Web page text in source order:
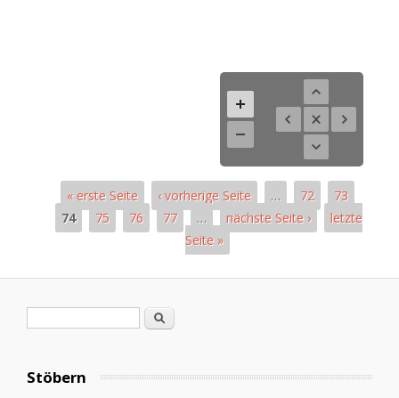
« erste Seite ‹ vorherige Seite … 72
73
74
75 76 77 … nächste Seite ›
letzte
Seite »
Search
Stöbern